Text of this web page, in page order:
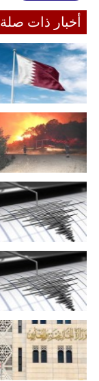
أخبار ذات صلة